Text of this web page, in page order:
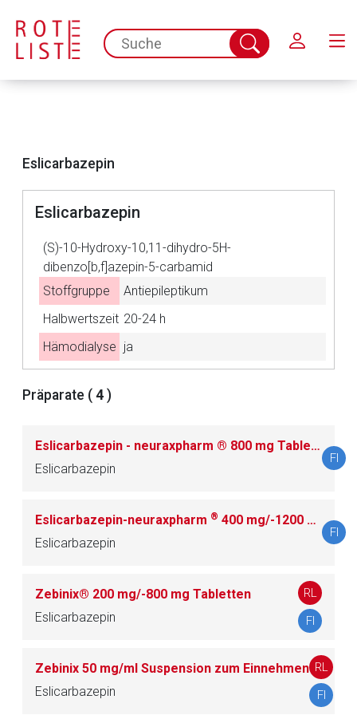
spc.search.input.placeholder
Suche
abschicken
Eslicarbazepin
Eslicarbazepin
(S)-10-Hydroxy-10,11-dihydro-5H-
dibenzo[b,f]azepin-5-carbamid
Stoffgruppe
Antiepileptikum
Halbwertszeit 20-24 h
Hämodialyse ja
Präparate ( 4 )
Eslicarbazepin - neuraxpharm ® 800 mg Tabletten
Eslicarbazepin
FI
Eslicarbazepin-neuraxpharm ® 400 mg/-1200 mg Tabletten
Eslicarbazepin
FI
Zebinix® 200 mg/-800 mg Tabletten
Eslicarbazepin
RL
FI
Zebinix 50 mg/ml Suspension zum Einnehmen
Eslicarbazepin
RL
FI
Aufruf einer externen Seite
Der von Ihnen aufgerufene Link öffnet eine externe Web-
Seite. Für die Inhalte der externen Web-Seite ist deren
Betreiber verantwortlich. Ebenso gelten dort ggf. andere